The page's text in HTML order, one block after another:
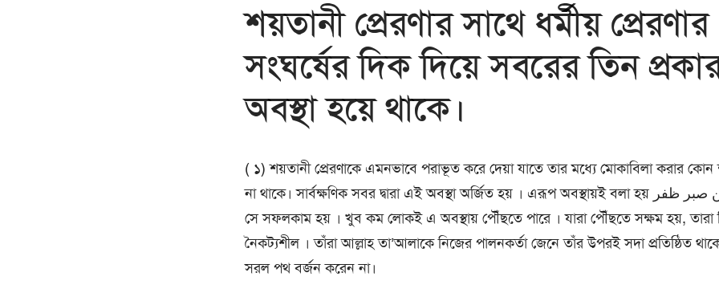
শয়তানী প্রেরণার সাথে ধর্মীয় প্রেরণার
সংঘর্ষের দিক দিয়ে সবরের তিন
অবস্থা হয়ে থাকে।
( ১) শয়তানী প্রেরণাকে এমনভাবে পরাভূত করে দেয়া যাতে তার মধ্যে মোকাবিলা করার কোন
না থাকে। সার্বক্ষণিক সবর দ্বারা এই অবস্থা অর্জিত হয় । এরূপ অবস্থায়ই বলা হয় من صبر ظفر যে সবর করে
সে সফলকাম হয় । খুব কম লোকই এ অবস্থায় পৌঁছতে পারে । যারা পৌঁছতে সক্ষম হয়, তারা
নৈকট্যশীল । তাঁরা আল্লাহ তা’আলাকে নিজের পালনকর্তা জেনে তাঁর উপরই সদা প্রতিষ্ঠিত
সরল পথ বর্জন করেন না।